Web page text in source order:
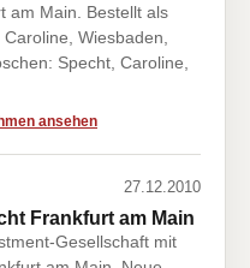
am Main. Bestellt als
Wiesbaden,
Specht, Caroline,
ansehen
27.12.2010
Frankfurt am Main
Gesellschaft mit